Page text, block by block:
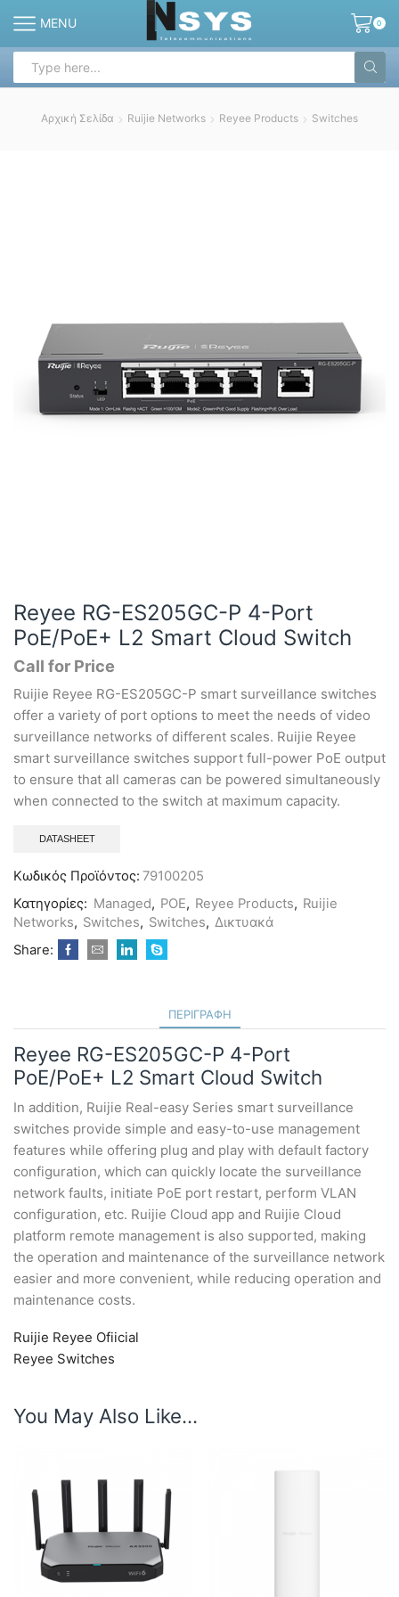
MENU 0
input
Αρχική Σελίδα Ruijie Networks Reyee Products Switches
Reyee RG-ES205GC-P 4-Port
PoE/PoE+ L2 Smart Cloud Switch
Call for Price
Ruijie Reyee RG-ES205GC-P smart surveillance switches
offer a variety of port options to meet the needs of video
surveillance networks of different scales. Ruijie Reyee
smart surveillance switches support full-power PoE output
to ensure that all cameras can be powered simultaneously
when connected to the switch at maximum capacity.
DATASHEET
Κωδικός Προϊόντος: 79100205
Κατηγορίες: Managed, POE, Reyee Products, Ruijie
Networks, Switches, Switches, Δικτυακά
Share:
ΠΕΡΙΓΡΑΦΉ
Reyee RG-ES205GC-P 4-Port
PoE/PoE+ L2 Smart Cloud Switch
In addition, Ruijie Real-easy Series smart surveillance
switches provide simple and easy-to-use management
features while offering plug and play with default factory
configuration, which can quickly locate the surveillance
network faults, initiate PoE port restart, perform VLAN
configuration, etc. Ruijie Cloud app and Ruijie Cloud
platform remote management is also supported, making
the operation and maintenance of the surveillance network
easier and more convenient, while reducing operation and
maintenance costs.
Ruijie Reyee Ofiicial
Reyee Switches
You May Also Like...